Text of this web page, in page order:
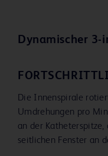
Dynamischer 3-
Die Innenspirale
Umdrehungen pro
an der Katheterspitze,
seitlichen Fenster an